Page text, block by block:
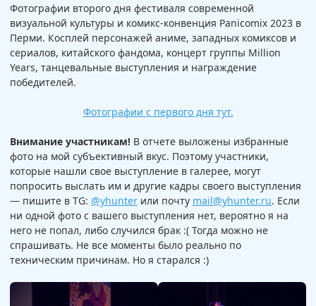
Фотографии второго дня фестиваля современной
визуальной культуры и комикс-конвенция Panicomix 2023 в
Перми. Косплей персонажей аниме, западных комиксов и
сериалов, китайского фандома, концерт группы Million
Years, танцевальные выступления и награждение
победителей.
Фотографии с первого дня тут.
Внимание участникам! В отчете выложены избранные
фото на мой субъективный вкус. Поэтому участники,
которые нашли свое выступление в галерее, могут
попросить выслать им и другие кадры своего выступления
— пишите в TG: @yhunter или почту mail@yhunter.ru. Если
ни одной фото с вашего выступления нет, вероятно я на
него не попал, либо случился брак :( Тогда можно не
спрашивать. Не все моменты было реально по
техническим причинам. Но я старался :)